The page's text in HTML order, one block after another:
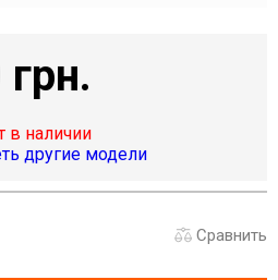
грн.
в наличии
другие модели
Сравнить